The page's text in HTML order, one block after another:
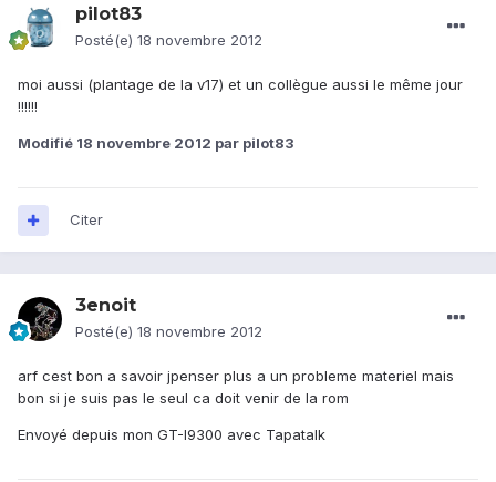
pilot83
Posté(e) 18 novembre 2012
moi aussi (plantage de la v17) et un collègue aussi le même jour
!!!!!!
Modifié 18 novembre 2012 par pilot83
Citer
3enoit
Posté(e) 18 novembre 2012
arf cest bon a savoir jpenser plus a un probleme materiel mais
bon si je suis pas le seul ca doit venir de la rom
Envoyé depuis mon GT-I9300 avec Tapatalk